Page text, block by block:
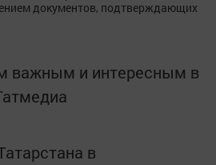
документов, подтверждающих
важным и интересным в
в